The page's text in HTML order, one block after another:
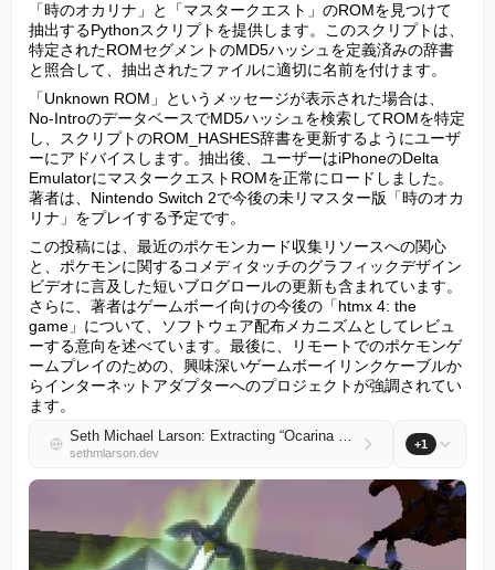
「時のオカリナ」と「マスタークエスト」のROMを見つけて
抽出するPythonスクリプトを提供します。このスクリプトは、
特定されたROMセグメントのMD5ハッシュを定義済みの辞書
と照合して、抽出されたファイルに適切に名前を付けます。
「Unknown ROM」というメッセージが表示された場合は、
No-IntroのデータベースでMD5ハッシュを検索してROMを特定
し、スクリプトのROM_HASHES辞書を更新するようにユーザ
ーにアドバイスします。抽出後、ユーザーはiPhoneのDelta
EmulatorにマスタークエストROMを正常にロードしました。
著者は、Nintendo Switch 2で今後の未リマスター版「時のオカ
リナ」をプレイする予定です。
この投稿には、最近のポケモンカード収集リソースへの関心
と、ポケモンに関するコメディタッチのグラフィックデザイン
ビデオに言及した短いブログロールの更新も含まれています。
さらに、著者はゲームボーイ向けの今後の「htmx 4: the
game」について、ソフトウェア配布メカニズムとしてレビュ
ーする意向を述べています。最後に、リモートでのポケモンゲ
ームプレイのための、興味深いゲームボーイリンクケーブルか
らインターネットアダプターへのプロジェクトが強調されてい
ます。
Seth Michael Larson: Extracting “Ocarina of Time: Master Quest” ROM from the Legend of Zelda: Wind Waker bonus disc
sethmlarson.dev
+1